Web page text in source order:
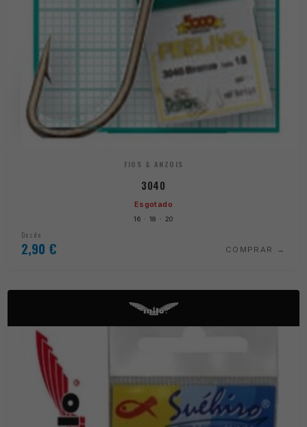
FIOS & ANZOIS
3040
Esgotado
16 · 18 · 20
Desde
2,90 € COMPRAR